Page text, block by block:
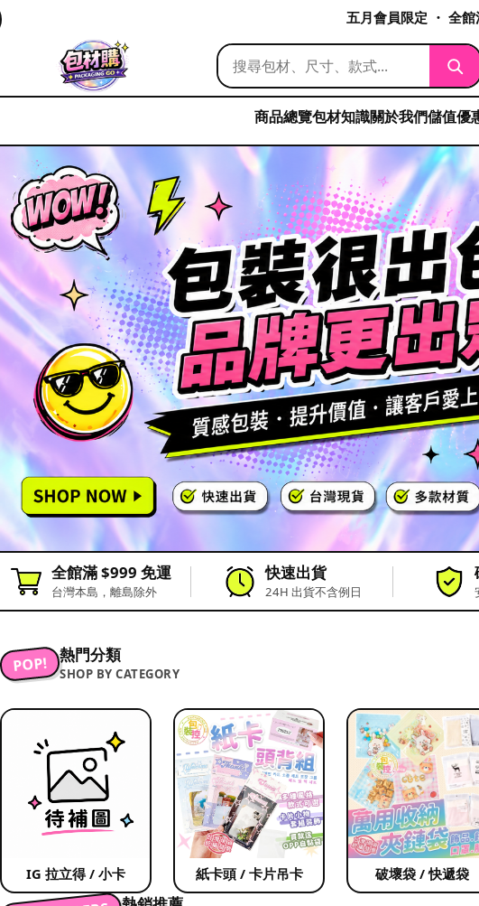
五月會員限定 ・ 全
商品總覽包材知識關於我們儲值優
全館滿 $999 免運
台灣本島，離島除外
快速出貨
24H 出貨不含例日
POP! 熱門分類
SHOP BY CATEGORY
IG 拉立得 / 小卡 紙卡頭 / 卡片吊卡 破壞袋 / 快遞袋